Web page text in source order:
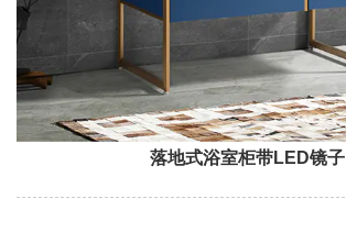
落地式浴室柜带LED镜子